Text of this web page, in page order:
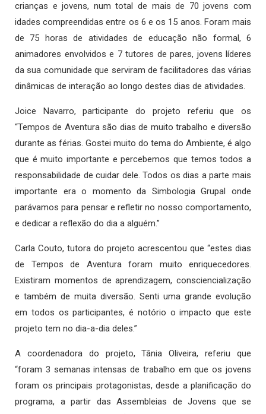
crianças e jovens, num total de mais de 70 jovens com
idades compreendidas entre os 6 e os 15 anos. Foram mais
de 75 horas de atividades de educação não formal, 6
animadores envolvidos e 7 tutores de pares, jovens líderes
da sua comunidade que serviram de facilitadores das várias
dinâmicas de interação ao longo destes dias de atividades.
Joice Navarro, participante do projeto referiu que os
“Tempos de Aventura são dias de muito trabalho e diversão
durante as férias. Gostei muito do tema do Ambiente, é algo
que é muito importante e percebemos que temos todos a
responsabilidade de cuidar dele. Todos os dias a parte mais
importante era o momento da Simbologia Grupal onde
parávamos para pensar e refletir no nosso comportamento,
e dedicar a reflexão do dia a alguém.”
Carla Couto, tutora do projeto acrescentou que “estes dias
de Tempos de Aventura foram muito enriquecedores.
Existiram momentos de aprendizagem, consciencialização
e também de muita diversão. Senti uma grande evolução
em todos os participantes, é notório o impacto que este
projeto tem no dia-a-dia deles.”
A coordenadora do projeto, Tânia Oliveira, referiu que
“foram 3 semanas intensas de trabalho em que os jovens
foram os principais protagonistas, desde a planificação do
programa, a partir das Assembleias de Jovens que se